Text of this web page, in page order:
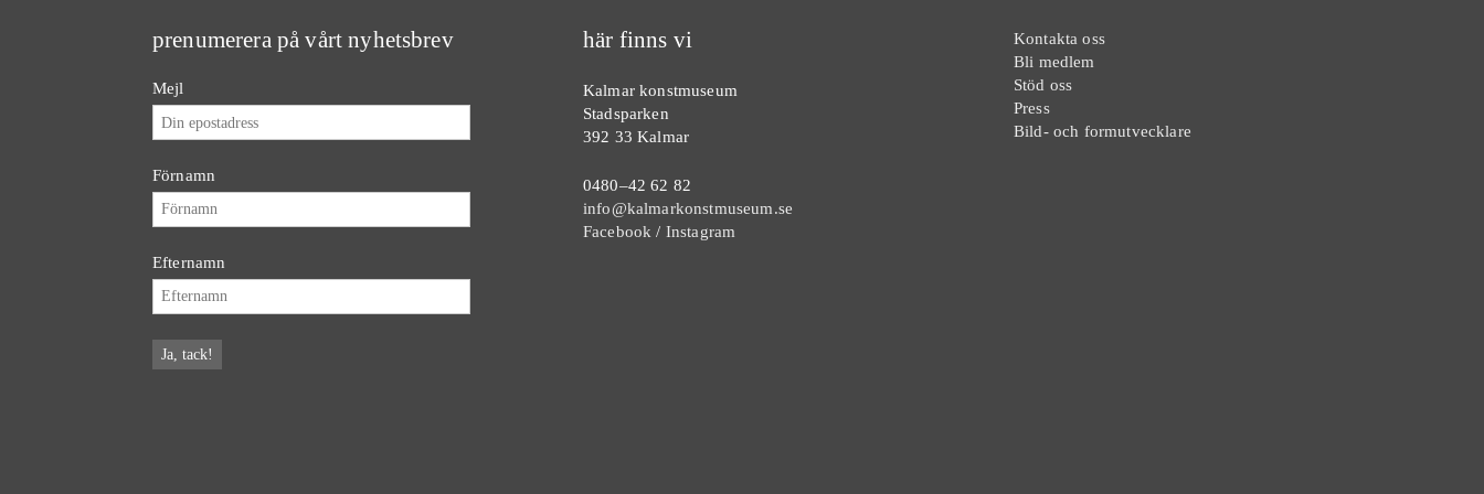
prenumerera på vårt nyhetsbrev
Mejl
Förnamn
Efternamn
här finns vi
Kalmar konstmuseum
Stadsparken
392 33 Kalmar
0480–42 62 82
info@kalmarkonstmuseum.se
Facebook / Instagram
Kontakta oss
Bli medlem
Stöd oss
Press
Bild- och formutvecklare